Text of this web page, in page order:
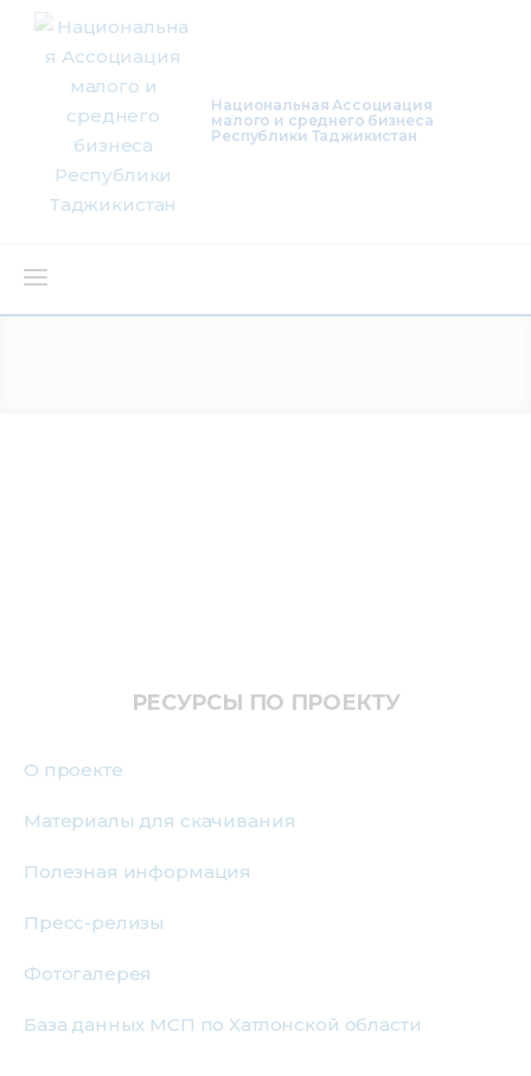
Национальная Ассоциация
малого и среднего бизнеса
Республики Таджикистан
О нас
РЕСУРСЫ ПО ПРОЕКТУ
О проекте
Материалы для скачивания
Полезная информация
Пресс-релизы
Фотогалерея
База данных МСП по Хатлонской области